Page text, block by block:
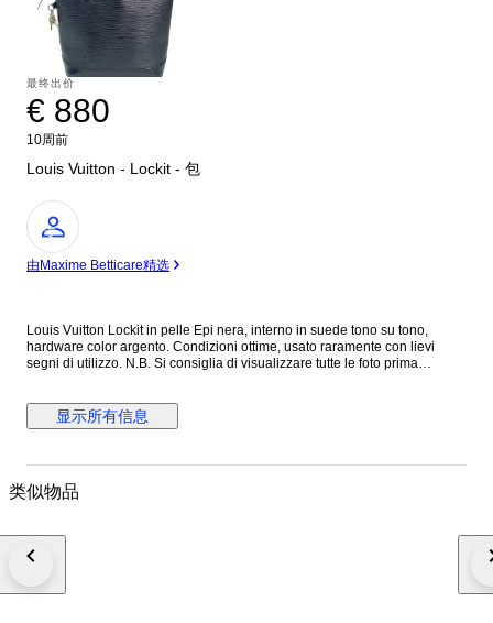
最终出价
€ 880
10周前
Louis Vuitton - Lockit - 包
专
家
由Maxime Betticare精选
Louis Vuitton Lockit in pelle Epi nera, interno in suede tono su tono,
hardware color argento. Condizioni ottime, usato raramente con lievi
segni di utilizzo. N.B. Si consiglia di visualizzare tutte le foto prima
显示所有信息
类似物品